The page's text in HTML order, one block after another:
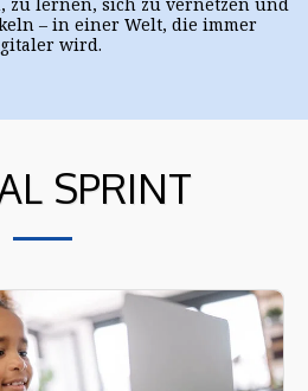
– in einer Welt, die immer
wird.
SPRINT